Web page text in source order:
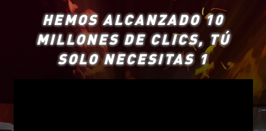
HEMOS ALCANZADO 10
MILLONES DE CLICS, TÚ
SOLO NECESITAS 1